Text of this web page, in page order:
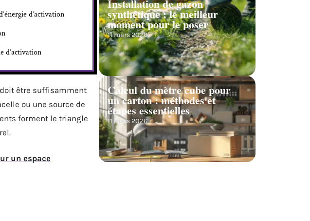
d’activation
d’activation
doit être suffisamment
ou une source de
forment le triangle
un espace
Installation de gazon
synthétique : le meilleur
moment pour le poser
11 mars 2026
Calcul du mètre cube pour
un carton : méthodes et
étapes essentielles
11 mars 2026